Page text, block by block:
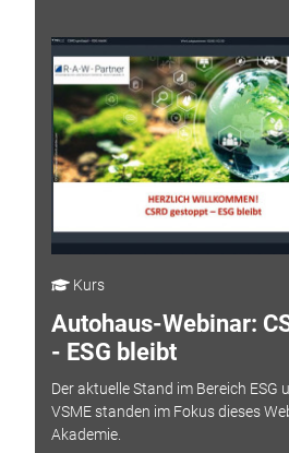
Kurs
Autohaus-Webinar:
- ESG bleibt
Der aktuelle Stand im Bereich ESG
VSME standen im Fokus dieses
Akademie.